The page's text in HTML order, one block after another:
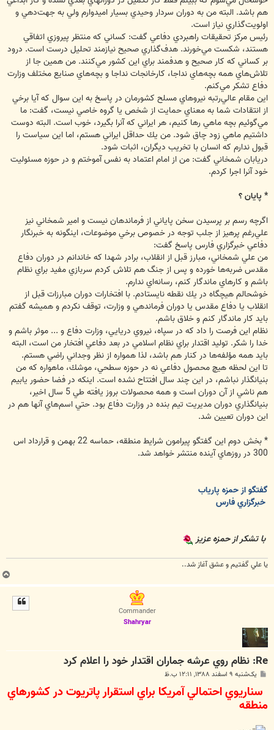
هم باشد. البته من به دوران سردار وحيدي بسيار اميدوارم ولي به جهت‌دهي و
اولويت‌گذاري نياز است.
رئيس مركز تحقيقات راهبردي دفاعي گفت: كساني كه منتظر پيروزي اتفاقي
هستند، شكست مي‌خورند. هدف‌گذاري صحيح نيازمند تحليل درست است. درود
بر كساني كه كار صحيح و هدفمند براي اين كشور مي‌كنند. من همين جا از
تلاش‌هاي همه بچه‌هاي نداجا، كارخانجات نداجا و بچه‌هاي صنايع مختلف وزارت
دفاع تشكر مي‌كنم.
اين مقام عالي‌رتبه نيروهاي مسلح كشورمان در پاسخ به اين سوال كه آيا برخي
از انتقادات شما به معناي حمايت از شخص يا گروه خاصي نيست، گفت: ما
مي‌گوئيم بچه‌ ماهي رها كنيم، هر ايراني كه آنرا بگيرد، خوب است. البته دوست
داشتيم ماهي زود چاق شود. من يك حداقل ايراني هستم، اما اين سياست را
قبول ندارم كه انسان با تخريب ديگران، اثبات شود.
دريابان شمخاني گفت: من از امام اعتماد به نفس آموختم و در حوزه مسئوليت
خود آنرا اجرا كردم.
* پايان ؟
اگرچه رسم بر پرسيدن سخن پاياني از فرماندهان نيست و امير شمخاني نيز
علي‌رغم پرهيز از جلب توجه در خصوص برخي موضوعات، اينگونه به خبرنگار
دفاعي خبرگزاري فارس پاسخ گفت:
من علي شمخاني، مبارز قبل از انقلاب، برادر شهدا كه خاندانم در دوران دفاع
مقدس ضربه‌ها خورده و پس از جنگ هم تلاش كردم سربازي مفيد براي نظام
باشم و كارهاي ماندگار كنم، رسانه‌اي ندارم.
خوشحالم هيچگاه در يك نقطه نايستادم. با افتخارات دوران مبارزات قبل از
انقلاب يا دفاع مقدس يا دوران فرماندهي و وزارت، توقف نكردم و هميشه گفتم
بايد كار ماندگار كنم و خلاق باشم.
نظام اين فرصت را داد كه در سپاه، نيروي دريايي، وزارت دفاع و ... موثر باشم و
خدا را شكر. توليد اقتدار براي نظام اسلامي در بعد دفاعي افتخار من است، البته
بايد همه مؤلفه‌ها در كنار هم باشد، لذا همواره از نظر وجداني راضي هستم.
تا اين لحظه هيچ محصول دفاعي نه در حوزه سطحي، موشك، ماهواره كه من
بنيانگذار نباشم، در اين چند سال افتتاح نشده است. اينكه در فضا حضور يابيم
هم ناشي از آن دوران است و همه محصولات بروز يافته طي 5 سال اخير،
بنيانگذاري دوران مديريت تيم بنده در وزارت دفاع بود. حتي اسم‌هاي آنها هم در
اين دوران تعيين شد.
* بخش دوم اين گفتگو پيرامون شرايط منطقه، حماسه 22 بهمن و قرارداد اس
300 در روزهاي آينده منتشر خواهد شد.
گفتگو از حمزه پارياب
خبرگزاري فارس
با تشكر از حمزه عزيز
يا علي گفتيم و عشق آغاز شد..
Commander
Shahryar
Re: نظام روي عرشه جماران اقتدار خود را اعلام كرد
ت
یک‌شنبه ۹ اسفند ۱۳۸۸, ۱۲:۱۱ ب.ظ
سناريوي احتمالي آمريكا براي استقرار پاتريوت در كشورهاي
منطقه